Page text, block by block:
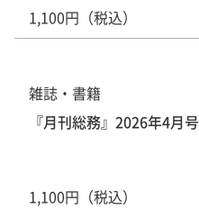
1,100円（税込）
雑誌・書籍
『月刊総務』2026年4月号
1,100円（税込）